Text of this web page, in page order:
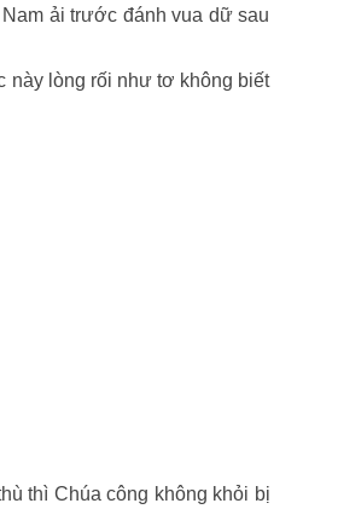
ải trước đánh vua dữ sau
này lòng rối như tơ không biết
thì Chúa công không khỏi bị